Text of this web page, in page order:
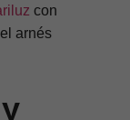
con
arnés